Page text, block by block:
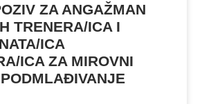
ZA ANGAŽMAN
TRENERA/ICA I
ICA
ICA ZA MIROVNI